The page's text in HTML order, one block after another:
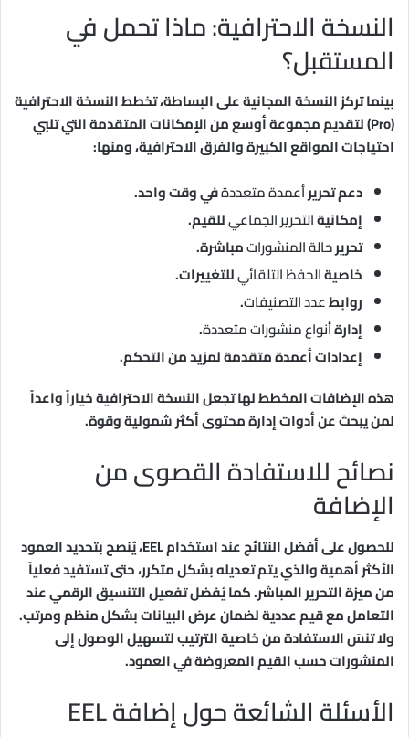
النسخة الاحترافية: ماذا تحمل في
المستقبل؟
بينما تركز النسخة المجانية على البساطة، تخطط النسخة الاحترافية
(Pro) لتقديم مجموعة أوسع من الإمكانات المتقدمة التي تلبي
احتياجات المواقع الكبيرة والفرق الاحترافية، ومنها:
دعم تحريرأعمدة متعددةفي وقت واحد.
إمكانيةالتحرير الجماعيللقيم.
تحريرحالة المنشوراتمباشرة.
خاصيةالحفظ التلقائيللتغييرات.
روابطعدد التصنيفات.
إدارةأنواع منشورات متعددة.
إعدادات أعمدة متقدمة لمزيد من التحكم.
هذه الإضافات المخطط لها تجعل النسخة الاحترافية خياراً واعداً
لمن يبحث عن أدوات إدارة محتوى أكثر شمولية وقوة.
نصائح للاستفادة القصوى من
الإضافة
للحصول على أفضل النتائج عند استخدام EEL، يُنصح بتحديد العمود
الأكثر أهمية والذي يتم تعديله بشكل متكرر، حتى تستفيد فعلياً
من ميزة التحرير المباشر. كما يُفضل تفعيل التنسيق الرقمي عند
التعامل مع قيم عددية لضمان عرض البيانات بشكل منظم ومرتب.
ولا تنسَ الاستفادة من خاصية الترتيب لتسهيل الوصول إلى
المنشورات حسب القيم المعروضة في العمود.
الأسئلة الشائعة حول إضافة EEL